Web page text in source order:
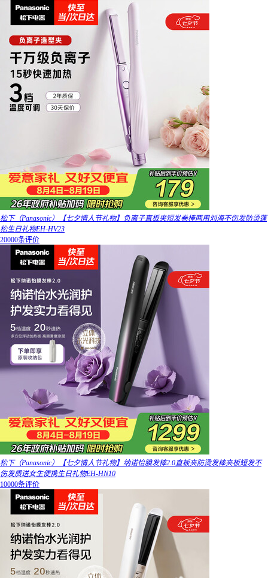
松下（Panasonic）【七夕情人节礼物】负离子直板夹短发卷棒两用刘海不伤发防烫蓬
松生日礼物EH-HV23
20000条评价
松下（Panasonic）【七夕情人节礼物】纳诺怡膜发棒2.0直板夹防烫发棒夹板短发不
伤发质送女生便携生日礼物EH-HN10
10000条评价